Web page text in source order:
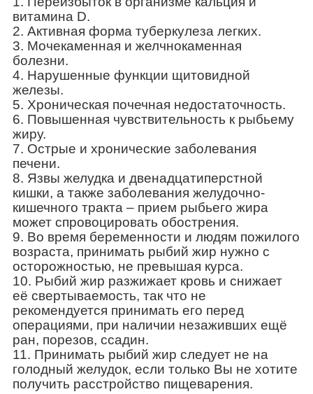
витамина D.
2. Активная форма туберкулеза легких.
3. Мочекаменная и желчнокаменная
болезни.
4. Нарушенные функции щитовидной
железы.
5. Хроническая почечная недостаточность.
6. Повышенная чувствительность к рыбьему
жиру.
7. Острые и хронические заболевания
печени.
8. Язвы желудка и двенадцатиперстной
кишки, а также заболевания желудочно-
кишечного тракта – прием рыбьего жира
может спровоцировать обострения.
9. Во время беременности и людям пожилого
возраста, принимать рыбий жир нужно с
осторожностью, не превышая курса.
10. Рыбий жир разжижает кровь и снижает
её свертываемость, так что не
рекомендуется принимать его перед
операциями, при наличии незаживших ещё
ран, порезов, ссадин.
11. Принимать рыбий жир следует не на
голодный желудок, если только Вы не хотите
получить расстройство пищеварения.